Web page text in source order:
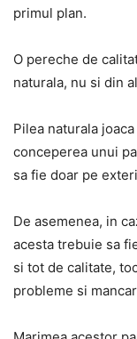
primul plan.
O pereche de
naturala, nu si din
Pilea naturala
conceperea unui
sa fie doar pe
De asemenea, in
acesta trebuie sa
si tot de calitate,
probleme si